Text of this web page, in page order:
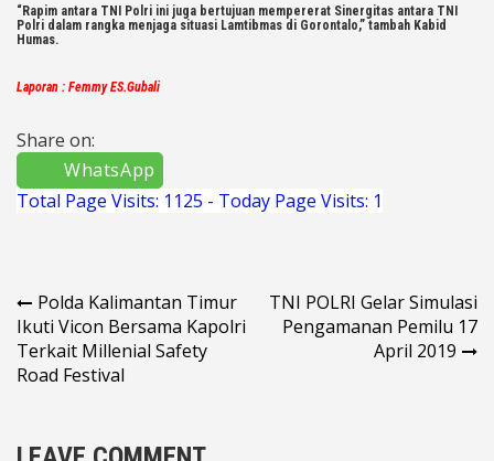
“Rapim antara TNI Polri ini juga bertujuan mempererat Sinergitas antara TNI
Polri dalam rangka menjaga situasi Lamtibmas di Gorontalo,” tambah Kabid
Humas.
Laporan : Femmy ES.Gubali
Share on:
WhatsApp
Total Page Visits: 1125 - Today Page Visits: 1
Navigasi
pos
Polda Kalimantan Timur
Ikuti Vicon Bersama Kapolri
Terkait Millenial Safety
Road Festival
TNI POLRI Gelar Simulasi
Pengamanan Pemilu 17
April 2019